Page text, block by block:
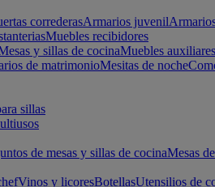
correderasArmarios juvenil
Muebles recibidores
y sillas de cocinaMuebles
de matrimonioMesitas de noche
sillas
de mesas y sillas de cocinaMesas
Vinos y licoresBotellasUtensilios de